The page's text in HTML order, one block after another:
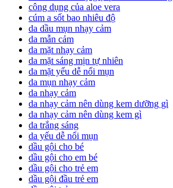
công dụng của aloe vera
cúm a sốt bao nhiêu độ
da dầu mụn nhạy cảm
da mẫn cảm
da mặt nhạy cảm
da mặt sáng mịn tự nhiên
da mặt yếu dễ nổi mụn
da mụn nhạy cảm
da nhạy cảm
da nhạy cảm nên dùng kem dưỡng gì
da nhạy cảm nên dùng kem gì
da trắng sáng
da yếu dễ nổi mụn
dầu gội cho bé
dầu gội cho em bé
dầu gội cho trẻ em
dầu gội đầu trẻ em